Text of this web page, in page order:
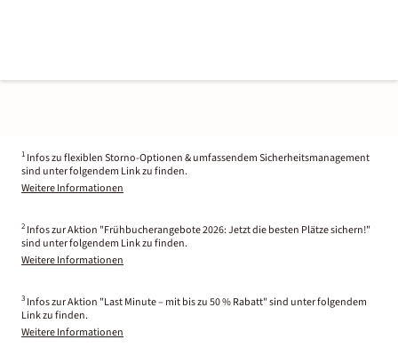
1 Infos zu flexiblen Storno-Optionen & umfassendem Sicherheitsmanagement
sind unter folgendem Link zu finden.
Weitere Informationen
2 Infos zur Aktion "Frühbucherangebote 2026: Jetzt die besten Plätze sichern!"
sind unter folgendem Link zu finden.
Weitere Informationen
3 Infos zur Aktion "Last Minute – mit bis zu 50 % Rabatt" sind unter folgendem
Link zu finden.
Weitere Informationen